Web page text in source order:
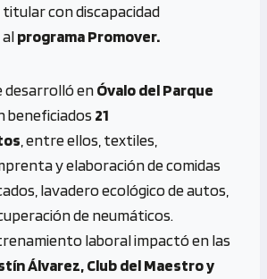
con discapacidad
programa Promover.
desarrolló enÓvalo del Parque
beneficiados 21
, entre ellos, textiles,
y elaboración de comidas
lavadero ecológico de autos,
de neumáticos.
laboral impactó en las
Álvarez, Club del Maestro y